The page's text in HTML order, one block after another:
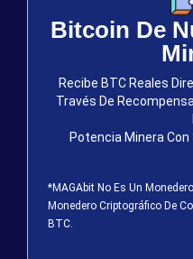
Bitcoin De
Recibe BTC Reales
Través De
Potencia Minera Con
*MAGAbit No Es Un
Monedero Criptográfico De
BTC.